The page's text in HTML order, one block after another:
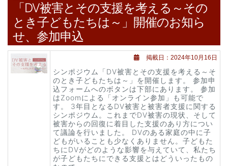
「DV被害とその支援を考える～その
とき子どもたちは～」開催のお知ら
せ、参加申込
掲載日：2024年10月16日
シンポジウム「DV被害とその支援を考える～そ
のとき子どもたちは～」を開催します。 参加申
込フォームへのボタンは下部にあります。 参加
はZoomによる「オンライン参加」も可能で
す。 3年目となるDV被害と被害者支援に関する
シンポジウム。これまでDV被害の現状、そして
被害からの回復に着目した支援のあり方につい
て議論を行いました。 DVのある家庭の中に子
どもがいることも少なくありません。子どもた
ちにDVがどのような影響を与えていて、私たち
が子どもたちにできる支援とはどういったもの